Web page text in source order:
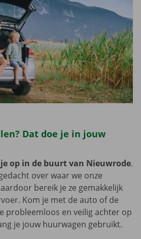
Dat doe je in jouw
op in de buurt van Nieuwrode.
over waar we onze
bereik je ze gemakkelijk
Kom je met de auto of de
probleemloos en veilig achter op
je jouw huurwagen gebruikt.